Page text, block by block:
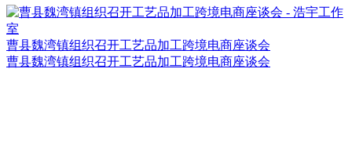
曹县魏湾镇组织召开工艺品加工跨境电商座谈会
曹县魏湾镇组织召开工艺品加工跨境电商座谈会